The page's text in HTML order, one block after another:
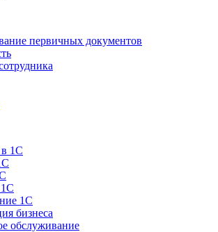
первичных документов
1С
1С
бизнеса
обслуживание